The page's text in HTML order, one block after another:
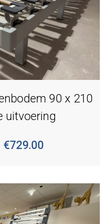
90 x 210
uitvoering
€729.00